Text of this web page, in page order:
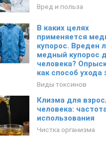
Вред и польза
В каких целях
применяется
купорос. Вреден
медный купорос
человека?
как способ ухода
Виды токсинов
Клизма для
человека:
использования
Чистка организма